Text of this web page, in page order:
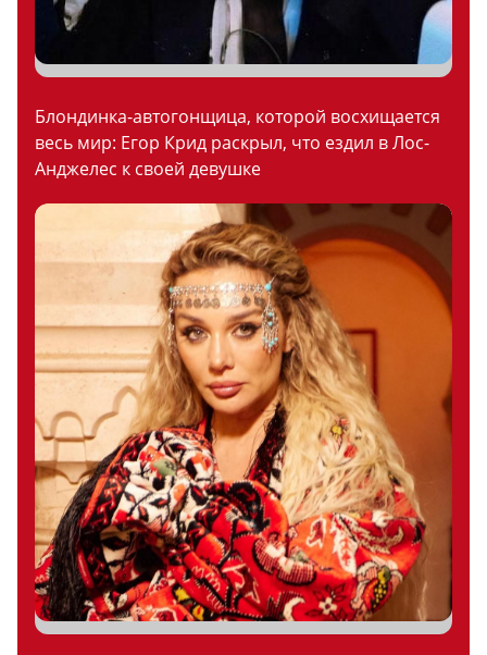
Блондинка-автогонщица, которой восхищается
весь мир: Егор Крид раскрыл, что ездил в Лос-
Анджелес к своей девушке